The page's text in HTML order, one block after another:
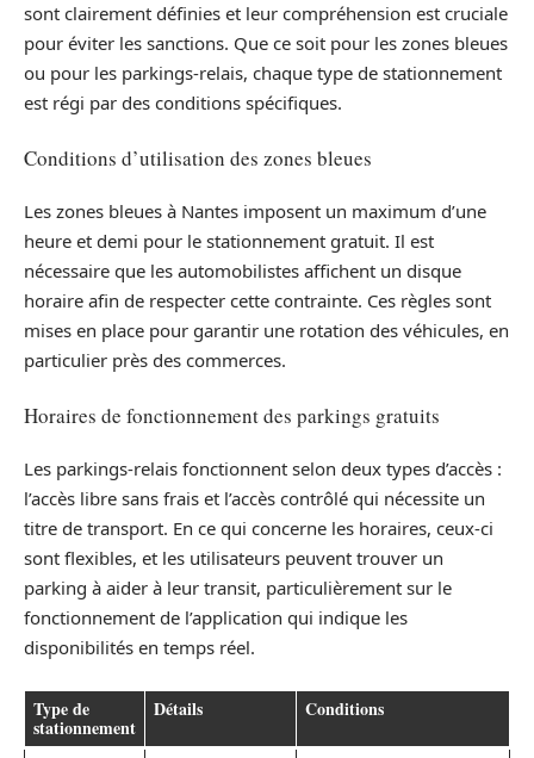
sont clairement définies et leur compréhension est cruciale
pour éviter les sanctions. Que ce soit pour les zones bleues
ou pour les parkings-relais, chaque type de stationnement
est régi par des conditions spécifiques.
Conditions d’utilisation des zones bleues
Les zones bleues à Nantes imposent un maximum d’une
heure et demi pour le stationnement gratuit. Il est
nécessaire que les automobilistes affichent un disque
horaire afin de respecter cette contrainte. Ces règles sont
mises en place pour garantir une rotation des véhicules, en
particulier près des commerces.
Horaires de fonctionnement des parkings gratuits
Les parkings-relais fonctionnent selon deux types d’accès :
l’accès libre sans frais et l’accès contrôlé qui nécessite un
titre de transport. En ce qui concerne les horaires, ceux-ci
sont flexibles, et les utilisateurs peuvent trouver un
parking à aider à leur transit, particulièrement sur le
fonctionnement de l’application qui indique les
disponibilités en temps réel.
Type de
stationnement
Détails Conditions